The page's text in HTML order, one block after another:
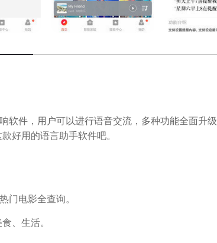
软件，用户可以进行语音交流，多种功能全面升
好用的语言助手软件吧。
门电影全查询。
、生活。